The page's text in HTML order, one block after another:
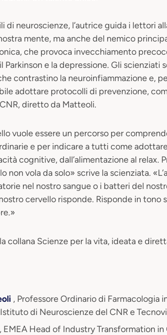
di neuroscienze, l’autrice guida i lettori
mente, ma anche del nemico
che provoca invecchiamento
Parkinson e la depressione. Gli scienziati
contrastino la neuroinfiammazione e,
adottare protocolli di prevenzione,
diretto da Matteoli.
vuole essere un percorso per
e per indicare a tutti come
cognitive, dall’alimentazione al relax.
non vola da solo» scrive la scienziata.
nel nostro sangue o i batteri del
cervello risponde. Risponde in tono
collana Scienze per la vita, ideata e
, Professore Ordinario di Farmacologia
di Neuroscienze del CNR e
, EMEA Head of Industry Transformation in